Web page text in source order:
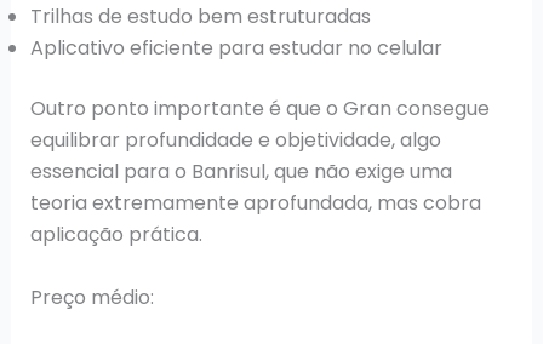
Trilhas de estudo bem estruturadas
Aplicativo eficiente para estudar no celular
Outro ponto importante é que o Gran consegue
equilibrar profundidade e objetividade, algo
essencial para o Banrisul, que não exige uma
teoria extremamente aprofundada, mas cobra
aplicação prática.
Preço médio: